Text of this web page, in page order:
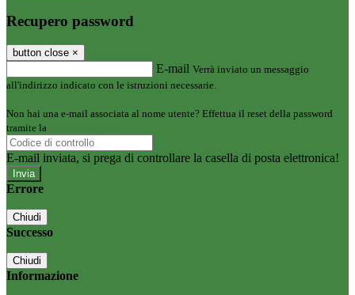
Recupero password
button close ×
E-mail Verrà inviato un messaggio
all'indirizzo indicato con le istruzioni necessarie.
Non hai una e-mail associata al nome utente? Effettua il reset della password
tramite la
E-mail inviata, si prega di controllare la casella di posta elettronica!
Errore
Chiudi
Successo
Chiudi
Informazione